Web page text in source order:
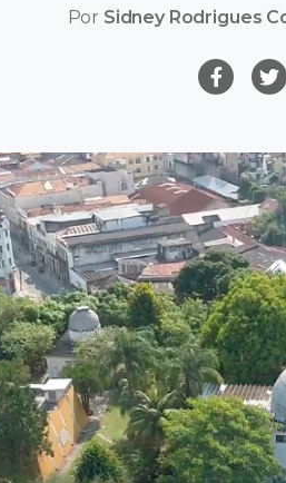
Por Sidney Rodrigues